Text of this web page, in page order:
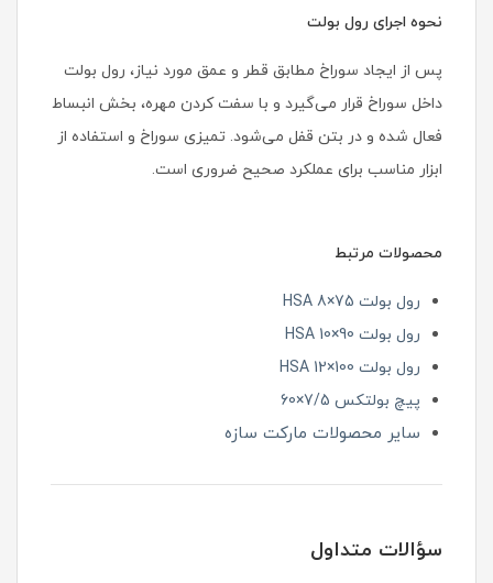
نحوه اجرای رول بولت
پس از ایجاد سوراخ مطابق قطر و عمق مورد نیاز، رول بولت
داخل سوراخ قرار می‌گیرد و با سفت کردن مهره، بخش انبساط
فعال شده و در بتن قفل می‌شود. تمیزی سوراخ و استفاده از
ابزار مناسب برای عملکرد صحیح ضروری است.
محصولات مرتبط
رول بولت HSA 8×75
رول بولت HSA 10×90
رول بولت HSA 12×100
پیچ بولتکس 7/5×60
سایر محصولات مارکت سازه
سؤالات متداول